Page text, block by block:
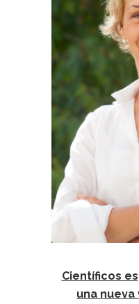
Científicos
una